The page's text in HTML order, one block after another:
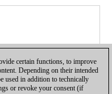
certain functions, to improve
Depending on their intended
used in addition to technically
or revoke your consent (if